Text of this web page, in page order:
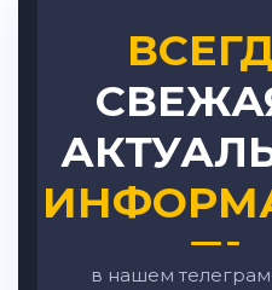
в нашем